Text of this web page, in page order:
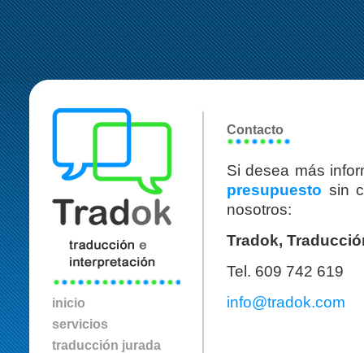
inicio
servicios
traducción jurada
Contacto
Si desea más
presupuesto sin
nosotros:
Tradok,
Tel. 609 742 619
info@tradok.com